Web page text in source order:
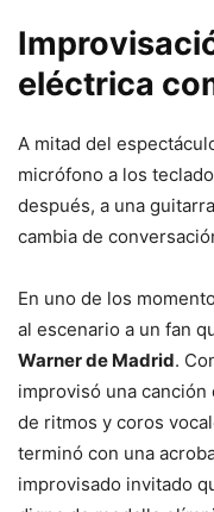
eléctrica
A mitad del
micrófono a los
después, a una
cambia de
En uno de los
al escenario a un fan
Warner de Madrid.
improvisó una canción
de ritmos y coros
terminó con una
improvisado invitado